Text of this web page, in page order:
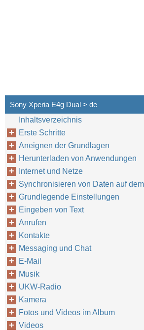
Sony Xperia E4g Dual > de
Inhaltsverzeichnis
Erste Schritte
Aneignen der Grundlagen
Herunterladen von Anwendungen
Internet und Netze
Synchronisieren von Daten auf
Grundlegende Einstellungen
Eingeben von Text
Anrufen
Kontakte
Messaging und Chat
E-Mail
Musik
UKW-Radio
Kamera
Fotos und Videos im Album
Videos